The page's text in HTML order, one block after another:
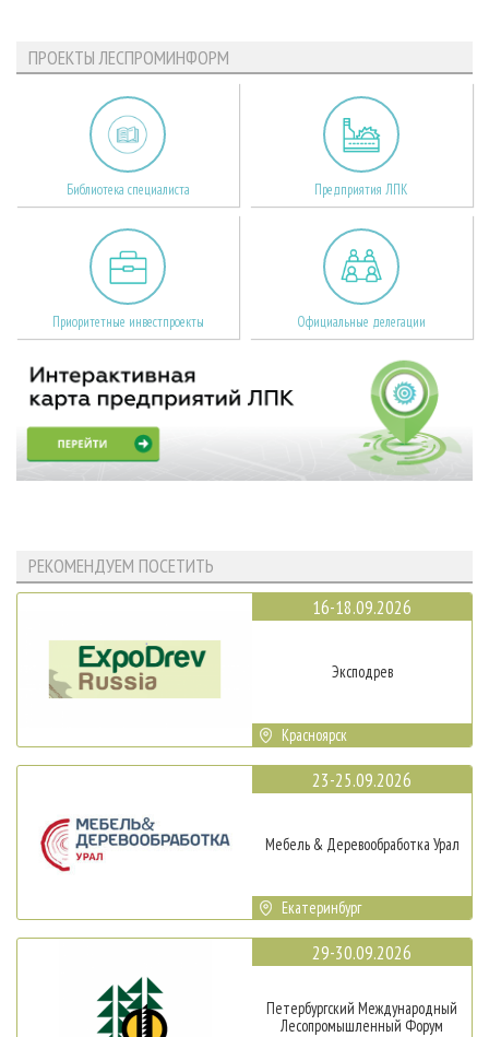
ПРОЕКТЫ ЛЕСПРОМИНФОРМ
Библиотека специалиста Предприятия ЛПК
Приоритетные инвестпроекты Официальные делегации
РЕКОМЕНДУЕМ ПОСЕТИТЬ
16-18.09.2026
Эксподрев
Красноярск
23-25.09.2026
Мебель & Деревообработка Урал
Екатеринбург
29-30.09.2026
Петербургский Международный
Лесопромышленный Форум